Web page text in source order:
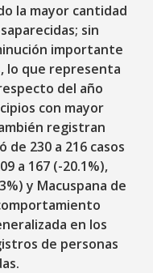
la mayor cantidad
sin
importante
lo que representa
del año
con mayor
registran
de 230 a 216 casos
a 167 (-20.1%),
y Macuspana de
en los
de personas